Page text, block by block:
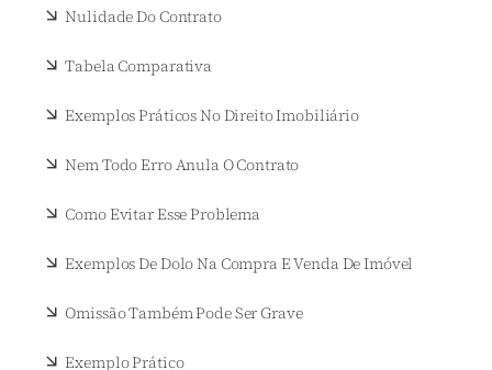
Nulidade Do Contrato
Tabela Comparativa
Exemplos Práticos No Direito Imobiliário
Nem Todo Erro Anula O Contrato
Como Evitar Esse Problema
Exemplos De Dolo Na Compra E Venda De Imóvel
Omissão Também Pode Ser Grave
Exemplo Prático